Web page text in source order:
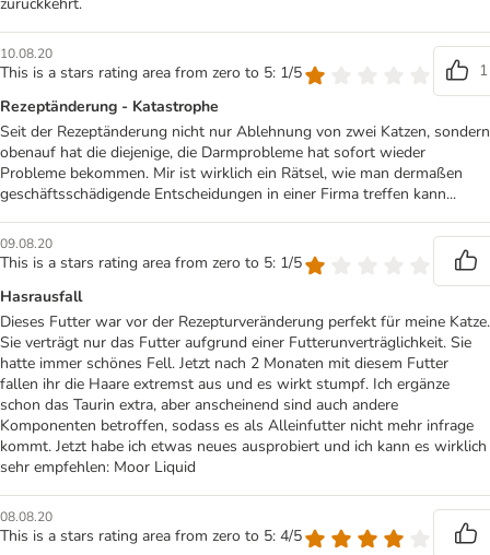
10.08.20
This is a stars rating area from zero to 5: 1/5
1
Rezeptänderung - Katastrophe
Seit der Rezeptänderung nicht nur Ablehnung von zwei Katzen, sondern
obenauf hat die diejenige, die Darmprobleme hat sofort wieder
Probleme bekommen. Mir ist wirklich ein Rätsel, wie man dermaßen
geschäftsschädigende Entscheidungen in einer Firma treffen kann...
09.08.20
This is a stars rating area from zero to 5: 1/5
Hasrausfall
Dieses Futter war vor der Rezepturveränderung perfekt für meine Katze.
Sie verträgt nur das Futter aufgrund einer Futterunverträglichkeit. Sie
hatte immer schönes Fell. Jetzt nach 2 Monaten mit diesem Futter
fallen ihr die Haare extremst aus und es wirkt stumpf. Ich ergänze
schon das Taurin extra, aber anscheinend sind auch andere
Komponenten betroffen, sodass es als Alleinfutter nicht mehr infrage
kommt. Jetzt habe ich etwas neues ausprobiert und ich kann es wirklich
sehr empfehlen: Moor Liquid
08.08.20
This is a stars rating area from zero to 5: 4/5